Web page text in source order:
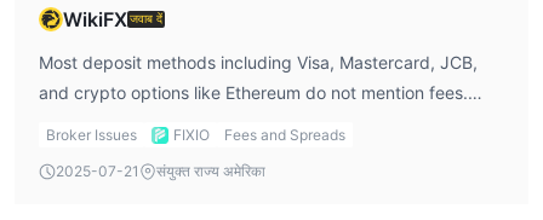
WikiFXजवाब दें
Most deposit methods including Visa, Mastercard, JCB,
and crypto options like Ethereum do not mention fees.
Bitcoin deposits incur a 1% charge, and Sticpay deposits
Broker Issues FIXIO
Fees and Spreads
2025-07-21
संयुक्त राज्य अमेरिका